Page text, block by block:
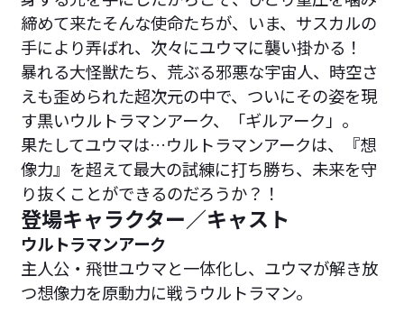
締めて来たそんな使命たちが、いま、サスカルの
手により弄ばれ、次々にユウマに襲い掛かる！
暴れる大怪獣たち、荒ぶる邪悪な宇宙人、時空さ
えも歪められた超次元の中で、ついにその姿を現
す黒いウルトラマンアーク、「ギルアーク」。
果たしてユウマは…ウルトラマンアークは、『想
像力』を超えて最大の試練に打ち勝ち、未来を守
り抜くことができるのだろうか？！
登場キャラクター／キャスト
ウルトラマンアーク
主人公・飛世ユウマと一体化し、ユウマが解き放
つ想像力を原動力に戦うウルトラマン。